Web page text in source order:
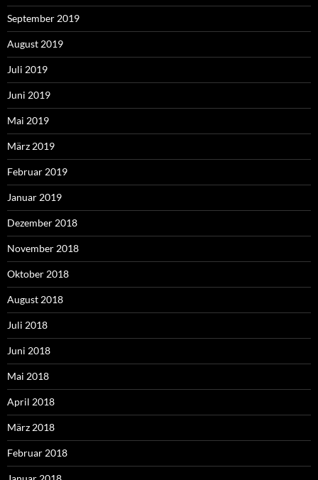
September 2019
August 2019
Juli 2019
Juni 2019
Mai 2019
März 2019
Februar 2019
Januar 2019
Dezember 2018
November 2018
Oktober 2018
August 2018
Juli 2018
Juni 2018
Mai 2018
April 2018
März 2018
Februar 2018